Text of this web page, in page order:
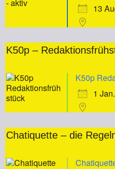
13
K50p –
K50p
1
Chatiquette – die